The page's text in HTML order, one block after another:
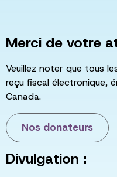
Merci de votre
Veuillez noter que tous
reçu fiscal électronique,
Canada.
Nos donateurs
Divulgation :